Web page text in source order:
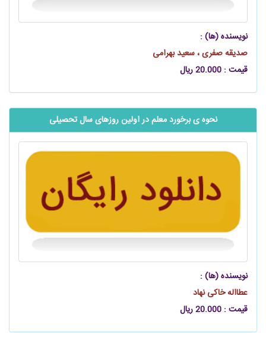
نویسنده (ها) :
صدیقه صفری ، سعید بهرامی
قیمت : 20.000 ریال
نحوه ی برخورد معلم در اولین روزهای سال تحصیلی
نویسنده (ها) :
عطااله خاکی نهاد
قیمت : 20.000 ریال